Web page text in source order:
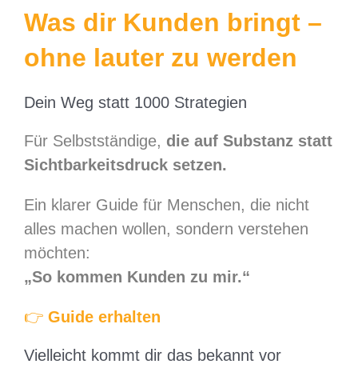
Was dir Kunden bringt –
ohne lauter zu werden
Dein Weg statt 1000 Strategien
Für Selbstständige, die auf Substanz statt
Sichtbarkeitsdruck setzen.
Ein klarer Guide für Menschen, die nicht
alles machen wollen, sondern verstehen
möchten:
„So kommen Kunden zu mir.“
👉 Guide erhalten
Vielleicht kommt dir das bekannt vor